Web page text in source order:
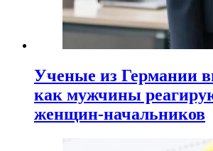
Ученые из Германии
как мужчины
женщин-начальников